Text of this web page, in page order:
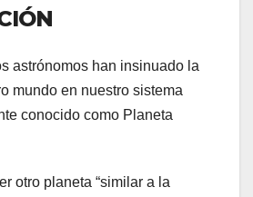
astrónomos han insinuado la
mundo en nuestro sistema
conocido como Planeta
otro planeta “similar a la